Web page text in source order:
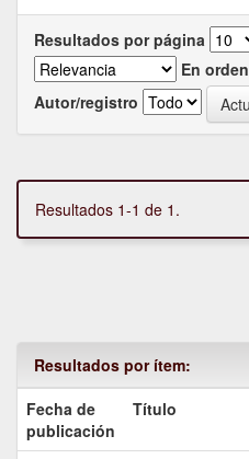
Resultados por página
En orden
Autor/registro
Resultados 1-1 de 1.
Resultados por ítem:
Fecha de
publicación
Título